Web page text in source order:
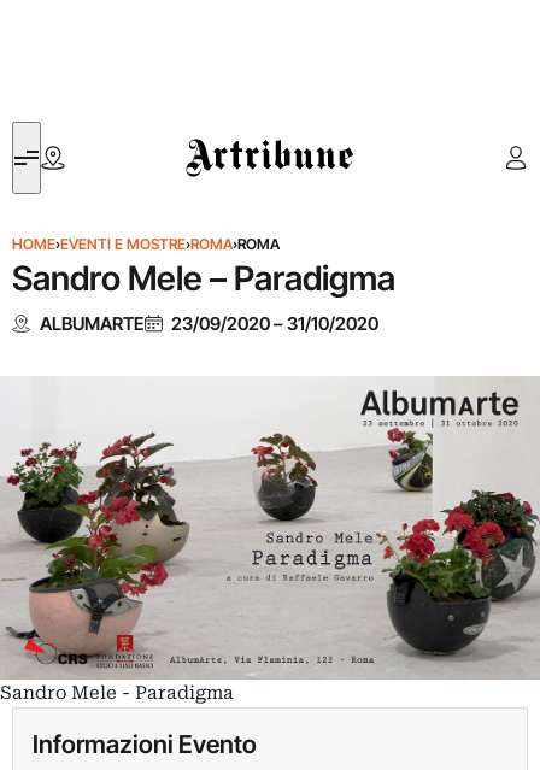
Artribune
HOME›EVENTI E MOSTRE›ROMA›ROMA
Sandro Mele – Paradigma
ALBUMARTE 23/09/2020–31/10/2020
Sandro Mele - Paradigma
Informazioni Evento